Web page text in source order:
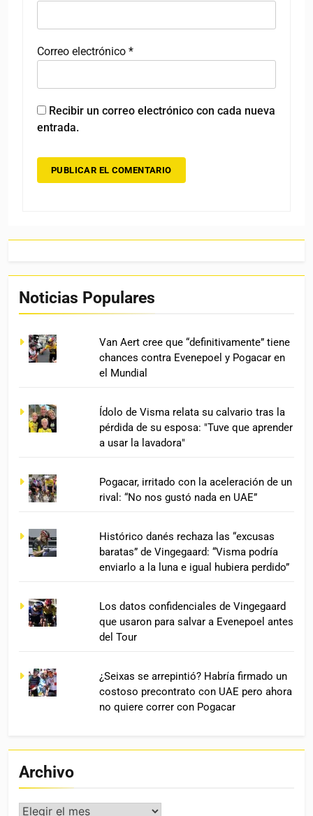
Correo electrónico *
Recibir un correo electrónico con cada nueva
entrada.
Noticias Populares
Van Aert cree que “definitivamente” tiene
chances contra Evenepoel y Pogacar en
el Mundial
Ídolo de Visma relata su calvario tras la
pérdida de su esposa: "Tuve que aprender
a usar la lavadora"
Pogacar, irritado con la aceleración de un
rival: “No nos gustó nada en UAE”
Histórico danés rechaza las “excusas
baratas” de Vingegaard: “Visma podría
enviarlo a la luna e igual hubiera perdido”
Los datos confidenciales de Vingegaard
que usaron para salvar a Evenepoel antes
del Tour
¿Seixas se arrepintió? Habría firmado un
costoso precontrato con UAE pero ahora
no quiere correr con Pogacar
Archivo
Archivo